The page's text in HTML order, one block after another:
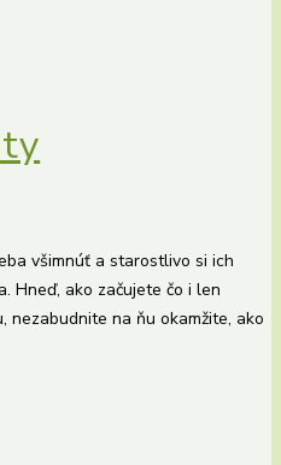
všimnúť a starostlivo si ich
Hneď, ako začujete čo i len
nezabudnite na ňu okamžite, ako